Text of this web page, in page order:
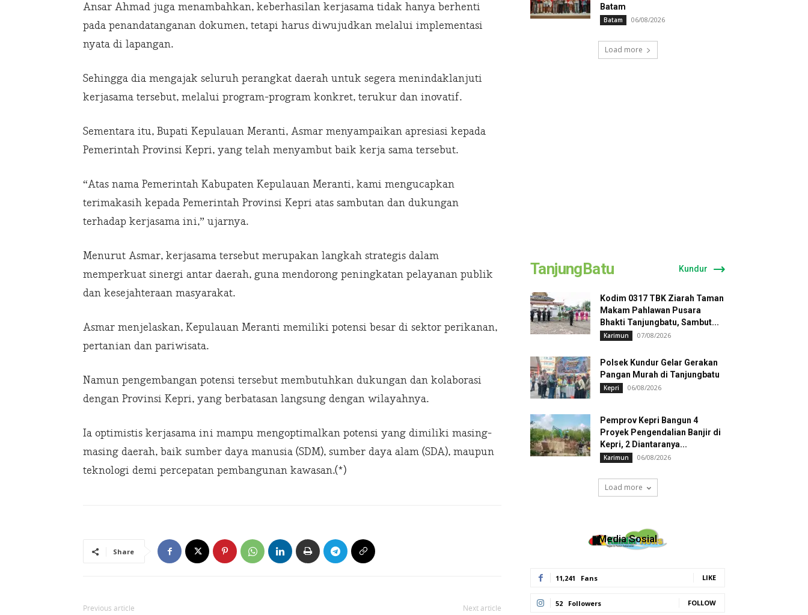
Ansar Ahmad juga menambahkan, keberhasilan kerjasama tidak hanya berhenti
pada penandatanganan dokumen, tetapi harus diwujudkan melalui implementasi
nyata di lapangan.
Sehingga dia mengajak seluruh perangkat daerah untuk segera menindaklanjuti
kerjasama tersebut, melalui program-program konkret, terukur dan inovatif.
Sementara itu, Bupati Kepulauan Meranti, Asmar menyampaikan apresiasi kepada
Pemerintah Provinsi Kepri, yang telah menyambut baik kerja sama tersebut.
“Atas nama Pemerintah Kabupaten Kepulauan Meranti, kami mengucapkan
terimakasih kepada Pemerintah Provinsi Kepri atas sambutan dan dukungan
terhadap kerjasama ini,” ujarnya.
Menurut Asmar, kerjasama tersebut merupakan langkah strategis dalam
memperkuat sinergi antar daerah, guna mendorong peningkatan pelayanan publik
dan kesejahteraan masyarakat.
Asmar menjelaskan, Kepulauan Meranti memiliki potensi besar di sektor perikanan,
pertanian dan pariwisata.
Namun pengembangan potensi tersebut membutuhkan dukungan dan kolaborasi
dengan Provinsi Kepri, yang berbatasan langsung dengan wilayahnya.
Ia optimistis kerjasama ini mampu mengoptimalkan potensi yang dimiliki masing-
masing daerah, baik sumber daya manusia (SDM), sumber daya alam (SDA), maupun
teknologi demi percepatan pembangunan kawasan.(*)
Share
Previous article Next article
Batam
Batam 06/08/2026
Load more
TanjungBatu Kundur
Kodim 0317 TBK Ziarah Taman
Makam Pahlawan Pusara
Bhakti Tanjungbatu, Sambut...
Karimun 07/08/2026
Polsek Kundur Gelar Gerakan
Pangan Murah di Tanjungbatu
Kepri 06/08/2026
Pemprov Kepri Bangun 4
Proyek Pengendalian Banjir di
Kepri, 2 Diantaranya...
Karimun 06/08/2026
Load more
Media Sosial
11,241 Fans LIKE
52 Followers FOLLOW